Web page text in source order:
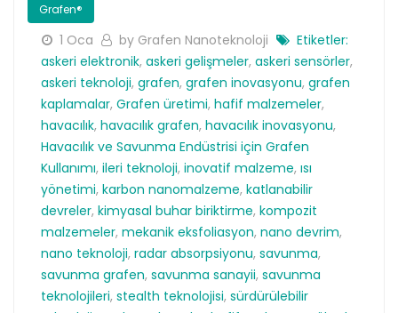
Grafen®
1 Oca by Grafen Nanoteknoloji
Etiketler:
askeri elektronik, askeri gelişmeler, askeri sensörler,
askeri teknoloji, grafen, grafen inovasyonu, grafen
kaplamalar, Grafen üretimi, hafif malzemeler,
havacılık, havacılık grafen, havacılık inovasyonu,
Havacılık ve Savunma Endüstrisi için Grafen
Kullanımı, ileri teknoloji, inovatif malzeme, ısı
yönetimi, karbon nanomalzeme, katlanabilir
devreler, kimyasal buhar biriktirme, kompozit
malzemeler, mekanik eksfoliasyon, nano devrim,
nano teknoloji, radar absorpsiyonu, savunma,
savunma grafen, savunma sanayii, savunma
teknolojileri, stealth teknolojisi, sürdürülebilir